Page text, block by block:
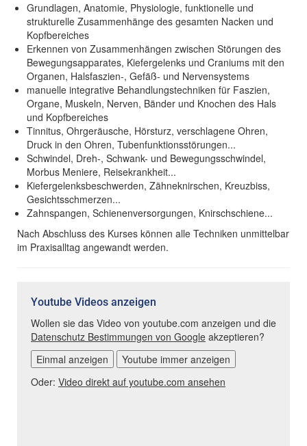
Grundlagen, Anatomie, Physiologie, funktionelle und
strukturelle Zusammenhänge des gesamten Nacken und
Kopfbereiches
Erkennen von Zusammenhängen zwischen Störungen des
Bewegungsapparates, Kiefergelenks und Craniums mit den
Organen, Halsfaszien-, Gefäß- und Nervensystems
manuelle integrative Behandlungstechniken für Faszien,
Organe, Muskeln, Nerven, Bänder und Knochen des Hals
und Kopfbereiches
Tinnitus, Ohrgeräusche, Hörsturz, verschlagene Ohren,
Druck in den Ohren, Tubenfunktionsstörungen...
Schwindel, Dreh-, Schwank- und Bewegungsschwindel,
Morbus Meniere, Reisekrankheit...
Kiefergelenksbeschwerden, Zähneknirschen, Kreuzbiss,
Gesichtsschmerzen...
Zahnspangen, Schienenversorgungen, Knirschschiene...
Nach Abschluss des Kurses können alle Techniken unmittelbar
im Praxisalltag angewandt werden.
Youtube Videos anzeigen
Wollen sie das Video von youtube.com anzeigen und die
Datenschutz Bestimmungen von Google akzeptieren?
Einmal anzeigen
Youtube immer anzeigen
Oder: Video direkt auf youtube.com ansehen